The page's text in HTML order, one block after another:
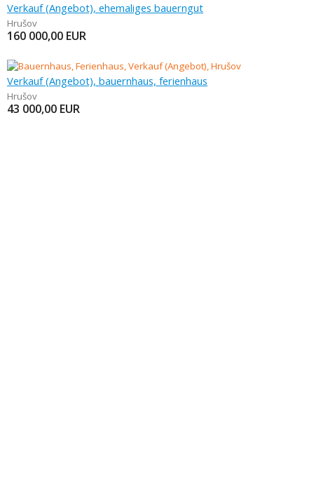
Verkauf (Angebot), ehemaliges bauerngut
Hrušov
160 000,00 EUR
Verkauf (Angebot), bauernhaus, ferienhaus
Hrušov
43 000,00 EUR